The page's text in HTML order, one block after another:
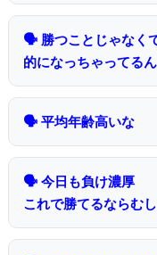
🗣 勝つことじゃなく
的になっちゃってる
🗣 平均年齢高いな
🗣 今日も負け濃厚
これで勝てるならむ